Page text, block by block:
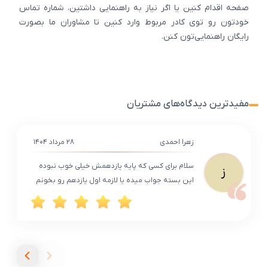
صفحه اقدام کنین یا اگر نیاز به راهنمایی داشتین، شماره تماس
خودتون رو توی کادر مربوط وارد کنین تا مشاوران ما بصورت
رایگان راهنمایی‌تون کنن.
مفیدترین دیدگاه‌های مشتریان
ز
زهرا احمدی ۲۸ مرداد ۱۴۰۴
سلام برای کسی که پایه یازدهمش خیلی خوب نبوده
این بسته جواب میده یا لازمه اول یازدهم رو بخونم